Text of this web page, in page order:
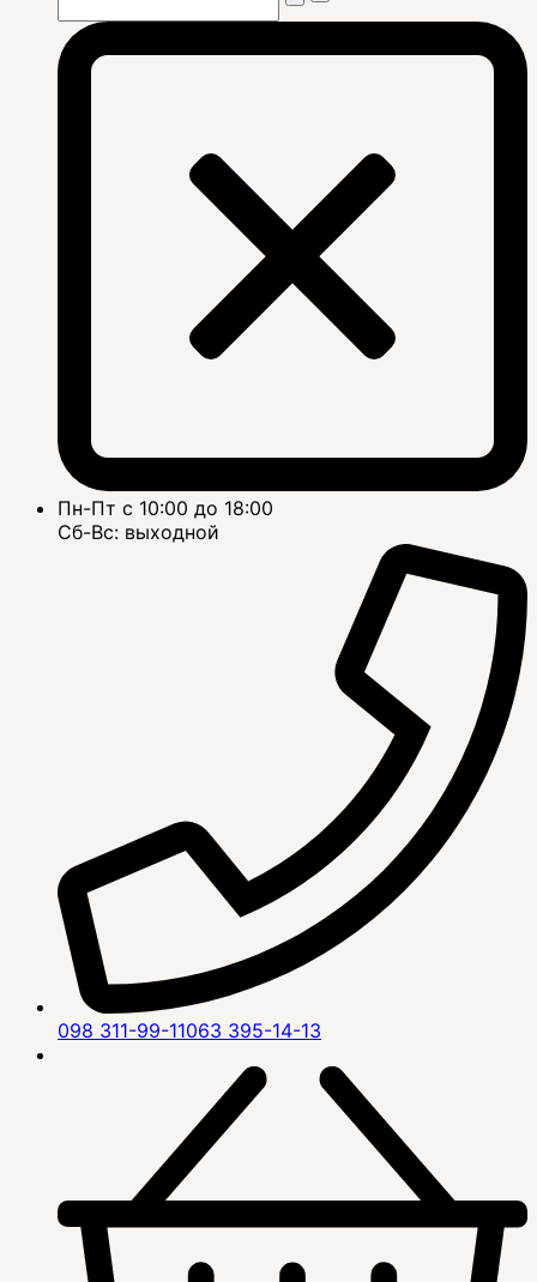
Пн-Пт с 10:00 до 18:00
Сб-Вс: выходной
098 311-99-11063 395-14-13